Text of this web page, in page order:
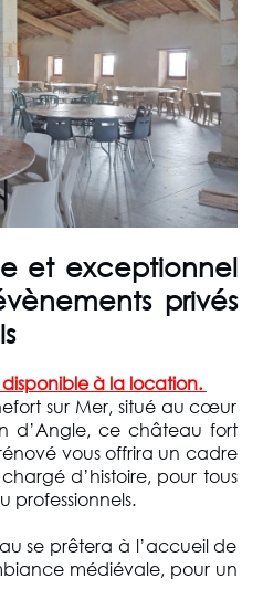
et exceptionnel
privés
à la location.
sur Mer, situé au cœur
d’Angle, ce château fort
vous offrira un cadre
d’histoire, pour tous
professionnels.
se prêtera à l’accueil de
médiévale, pour un